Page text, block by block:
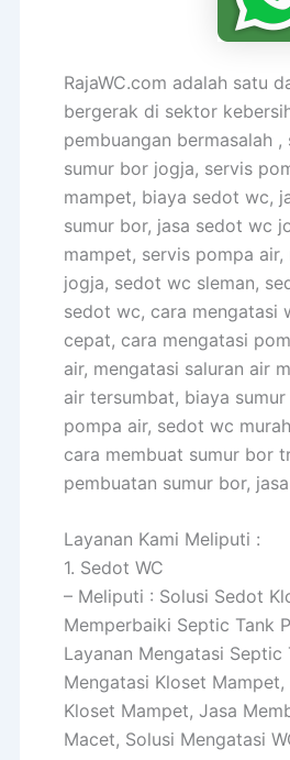
RajaWC.com adalah satu
bergerak di sektor
pembuangan bermasalah
sumur bor jogja, servis
mampet, biaya sedot wc,
sumur bor, jasa sedot wc
mampet, servis pompa
jogja, sedot wc sleman,
sedot wc, cara mengatasi
cepat, cara mengatasi
air, mengatasi saluran air
air tersumbat, biaya
pompa air, sedot wc
cara membuat sumur bor
pembuatan sumur bor,
Layanan Kami Meliputi :
1. Sedot WC
– Meliputi : Solusi Sedot
Memperbaiki Septic Tank
Layanan Mengatasi Septic
Mengatasi Kloset
Kloset Mampet, Jasa
Macet, Solusi Mengatasi